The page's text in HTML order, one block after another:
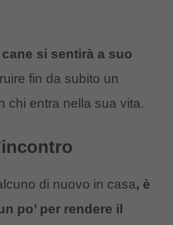
si sentirà a suo
fin da subito un
chi entra nella sua vita.
di nuovo in casa, è
po’ per rendere il